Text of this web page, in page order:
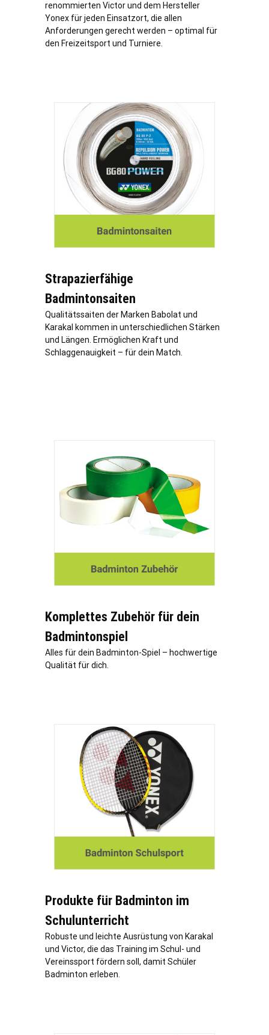
renommierten Victor und dem Hersteller
Yonex für jeden Einsatzort, die allen
Anforderungen gerecht werden – optimal für
den Freizeitsport und Turniere.
Strapazierfähige
Badmintonsaiten
Qualitätssaiten der Marken Babolat und
Karakal kommen in unterschiedlichen Stärken
und Längen. Ermöglichen Kraft und
Schlaggenauigkeit – für dein Match.
Komplettes Zubehör für dein
Badmintonspiel
Alles für dein Badminton-Spiel – hochwertige
Qualität für dich.
Produkte für Badminton im
Schulunterricht
Robuste und leichte Ausrüstung von Karakal
und Victor, die das Training im Schul- und
Vereinssport fördern soll, damit Schüler
Badminton erleben.